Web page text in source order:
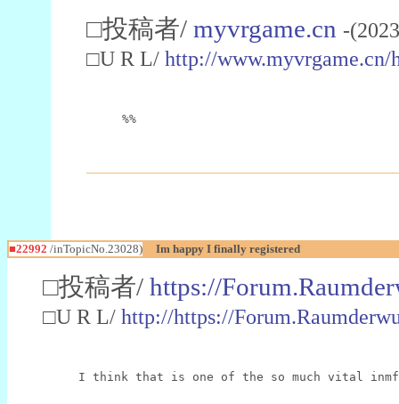
□投稿者/ myvrgame.cn -
□U R L/ http://www.myvrgame.cn/
%%
■22992 /inTopicNo.23028) Im happy I finally registered
□投稿者/ https://
□U R L/ http://https://
I think that is one of the so much vital